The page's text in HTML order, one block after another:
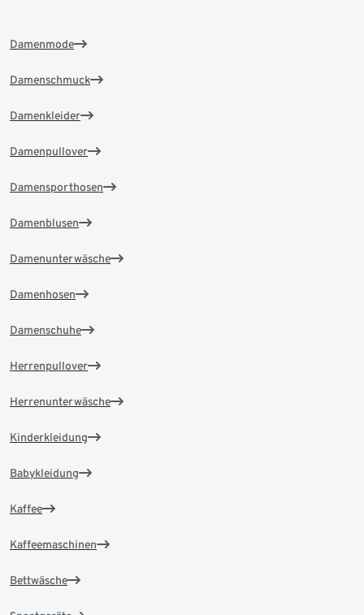
Damenmode
Damenschmuck
Damenkleider
Damenpullover
Damensporthosen
Damenblusen
Damenunterwäsche
Damenhosen
Damenschuhe
Herrenpullover
Herrenunterwäsche
Kinderkleidung
Babykleidung
Kaffee
Kaffeemaschinen
Bettwäsche